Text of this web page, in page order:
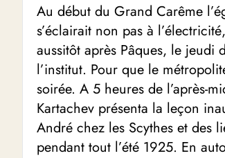
Au début du Grand Carême
s’éclairait non pas à
aussitôt après Pâques, le jeudi
l’institut. Pour que le
soirée. A 5 heures de l’après-
Kartachev présenta la leçon
André chez les Scythes et des
pendant tout l’été 1925. En